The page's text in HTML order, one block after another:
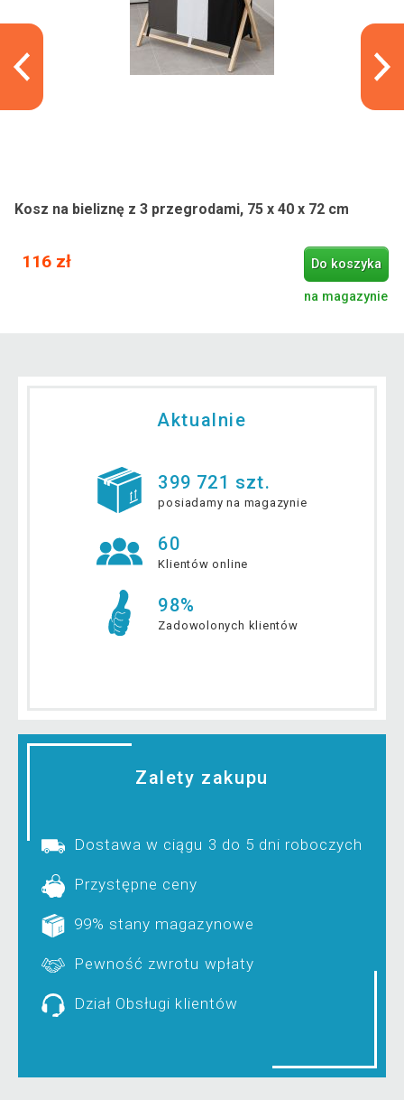
Kosz na bieliznę z 3 przegrodami, 75 x 40 x 72 cm
116 zł Do koszyka
na magazynie
Aktualnie
399 721 szt.
posiadamy na magazynie
60
Klientów online
98%
Zadowolonych klientów
Zalety zakupu
Dostawa w ciągu 3 do 5 dni roboczych
Przystępne ceny
99% stany magazynowe
Pewność zwrotu wpłaty
Dział Obsługi klientów